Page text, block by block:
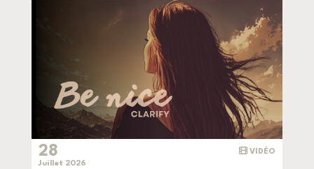
VIDÉO
28
Juillet 2026